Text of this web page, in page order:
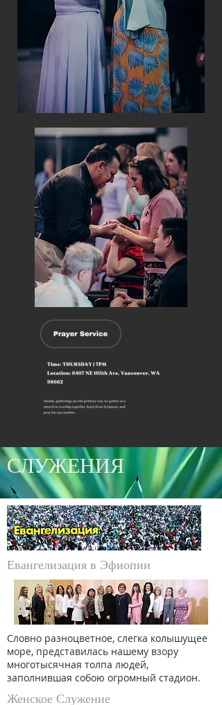
СЛУЖЕНИЯ
Евангелизация в Эфиопии
Словно разноцветное, слегка колышущее
море, представилась нашему взору
многотысячная толпа людей,
заполнившая собою огромный стадион.
Женское Служение